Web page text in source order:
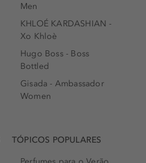
Men
KHLOÉ KARDASHIAN -
Xo Khloè
Hugo Boss - Boss
Bottled
Gisada - Ambassador
Women
TÓPICOS POPULARES